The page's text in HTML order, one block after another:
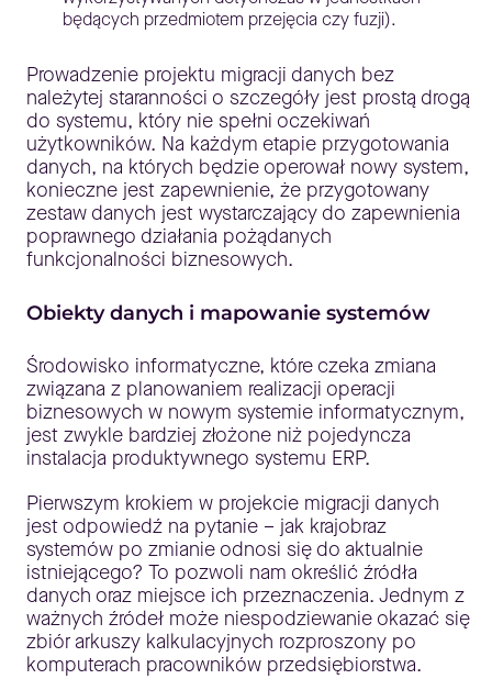
będących przedmiotem przejęcia czy fuzji).
Prowadzenie projektu migracji danych bez
należytej staranności o szczegóły jest prostą drogą
do systemu, który nie spełni oczekiwań
użytkowników. Na każdym etapie przygotowania
danych, na których będzie operował nowy system,
konieczne jest zapewnienie, że przygotowany
zestaw danych jest wystarczający do zapewnienia
poprawnego działania pożądanych
funkcjonalności biznesowych.
Obiekty danych i mapowanie systemów
Środowisko informatyczne, które czeka zmiana
związana z planowaniem realizacji operacji
biznesowych w nowym systemie informatycznym,
jest zwykle bardziej złożone niż pojedyncza
instalacja produktywnego systemu ERP.
Pierwszym krokiem w projekcie migracji danych
jest odpowiedź na pytanie – jak krajobraz
systemów po zmianie odnosi się do aktualnie
istniejącego? To pozwoli nam określić źródła
danych oraz miejsce ich przeznaczenia. Jednym z
ważnych źródeł może niespodziewanie okazać się
zbiór arkuszy kalkulacyjnych rozproszony po
komputerach pracowników przedsiębiorstwa.